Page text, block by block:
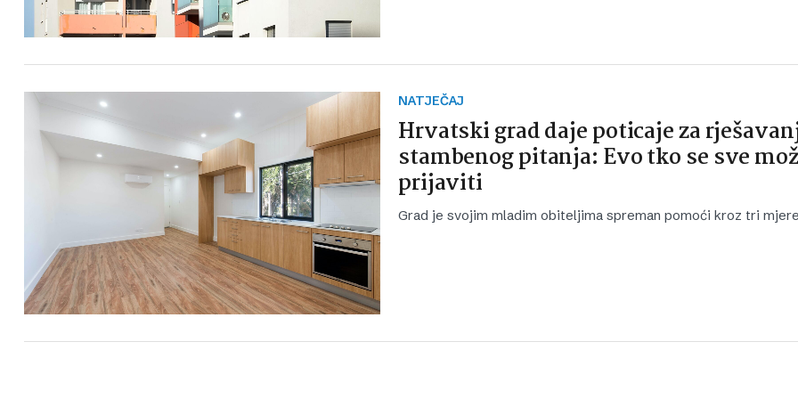
NATJEČAJ
Hrvatski grad daje poticaje za
stambenog pitanja: Evo tko se sve
prijaviti
Grad je svojim mladim obiteljima spreman pomoći kroz tri